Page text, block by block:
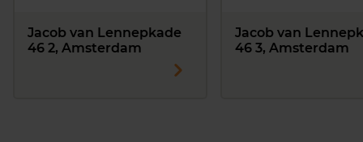
Jacob van Lennepkade
46 2, Amsterdam
Jacob van
46 3, Amsterdam